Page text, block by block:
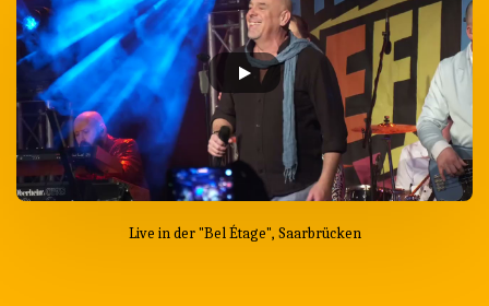
Live in der "Bel Étage", Saarbrücken